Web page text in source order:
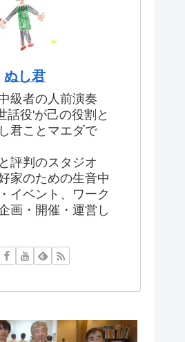
ぬし君
級者の人前演奏
話役'が己の役割と
君ことマエダで
評判のスタジオ
家のための生音中
イベント、ワーク
画・開催・運営し